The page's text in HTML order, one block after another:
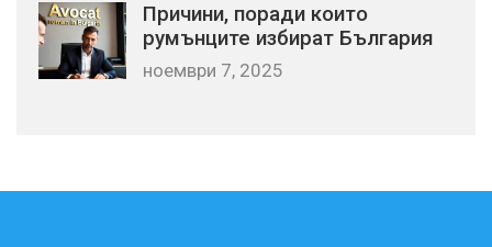
Причини, поради които
румънците избират България
ноември 7, 2025